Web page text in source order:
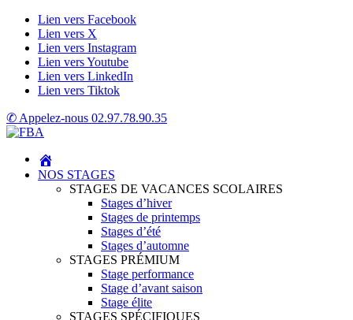
Lien vers Facebook
Lien vers X
Lien vers Instagram
Lien vers Youtube
Lien vers LinkedIn
Lien vers Tiktok
✆ Appelez-nous 02.97.78.90.35
NOS STAGES
STAGES DE VACANCES SCOLAIRES
Stages d’hiver
Stages de printemps
Stages d’été
Stages d’automne
STAGES PRÉMIUM
Stage performance
Stage d’avant saison
Stage élite
STAGES SPÉCIFIQUES